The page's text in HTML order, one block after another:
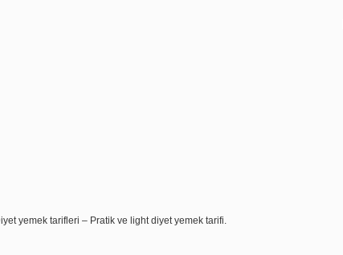
yemek tarifleri – Pratik ve light diyet yemek tarifi.